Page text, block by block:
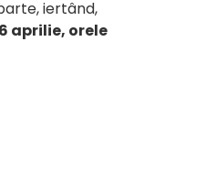
iertând,
aprilie, orele